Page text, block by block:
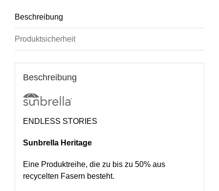
Beschreibung
Produktsicherheit
Beschreibung
ENDLESS STORIES
Sunbrella Heritage
Eine Produktreihe, die zu bis zu 50% aus
recycelten Fasern besteht.